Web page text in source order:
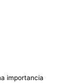
importancia